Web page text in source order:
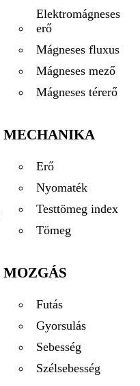
Elektromágneses
erő
Mágneses fluxus
Mágneses mező
Mágneses térerő
MECHANIKA
Erő
Nyomaték
Testtömeg index
Tömeg
MOZGÁS
Futás
Gyorsulás
Sebesség
Szélsebesség